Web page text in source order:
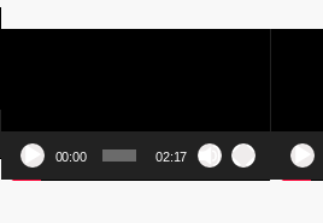
00:00 02:17